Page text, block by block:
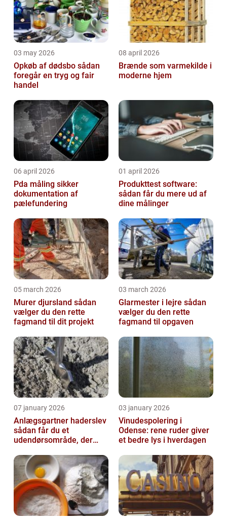
03 may 2026
Opkøb af dødsbo sådan
foregår en tryg og fair
handel
08 april 2026
Brænde som varmekilde i
moderne hjem
06 april 2026
Pda måling sikker
dokumentation af
pælefundering
01 april 2026
Produkttest software:
sådan får du mere ud af
dine målinger
05 march 2026
Murer djursland sådan
vælger du den rette
fagmand til dit projekt
03 march 2026
Glarmester i lejre sådan
vælger du den rette
fagmand til opgaven
07 january 2026
Anlægsgartner haderslev
sådan får du et
udendørsområde, der
03 january 2026
Vinudespolering i
Odense: rene ruder giver
et bedre lys i hverdagen